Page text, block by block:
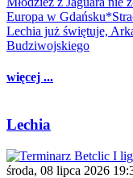
Europa w
Lechia już świętuje,
Budziwojskiego
więcej ...
Lechia
środa, 08 lipca 2026